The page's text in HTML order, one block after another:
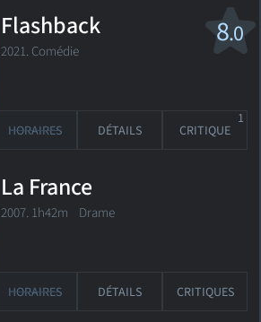
8.0
Flashback
2021. Comédie
HORAIRES DÉTAILS CRITIQUE
1
La France
2007. 1h42m Drame
HORAIRES DÉTAILS CRITIQUES